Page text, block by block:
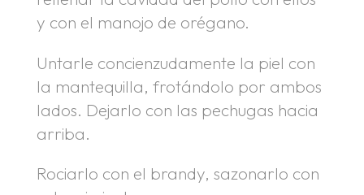
y con el manojo de orégano.
Untarle concienzudamente la piel con
la mantequilla, frotándolo por ambos
lados. Dejarlo con las pechugas hacia
arriba.
Rociarlo con el brandy, sazonarlo con